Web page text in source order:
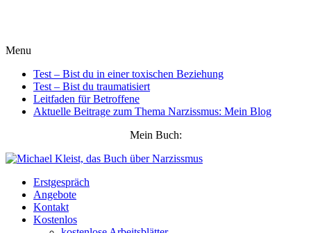
Menu
Test – Bist du in einer toxischen Beziehung
Test – Bist du traumatisiert
Leitfaden für Betroffene
Aktuelle Beitrage zum Thema Narzissmus: Mein Blog
Mein Buch:
Erstgespräch
Angebote
Kontakt
Kostenlos